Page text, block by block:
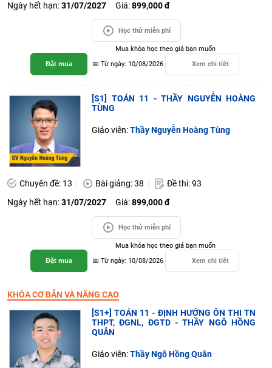
Ngày hết hạn:31/07/2027 Giá:899,000 đ
Học thử miễn phí
Đặt mua
Mua khóa học theo giá bạn muốn
📅 Từ ngày: 10/08/2026
Xem chi tiết
[S1] TOÁN 11 - THẦY NGUYỄN HOÀNG
TÙNG
Giáo viên:Thầy Nguyễn Hoàng Tùng
Chuyên đề: 13 Bài giảng: 38
Đề thi: 93
Ngày hết hạn:31/07/2027 Giá:899,000 đ
Học thử miễn phí
Đặt mua
Mua khóa học theo giá bạn muốn
📅 Từ ngày: 10/08/2026
Xem chi tiết
KHÓA CƠ BẢN VÀ NÂNG CAO
[S1+] TOÁN 11 - ĐỊNH HƯỚNG ÔN THI TN
THPT, ĐGNL, ĐGTD - THẦY NGÔ HỒNG
QUÂN
Giáo viên:Thầy Ngô Hồng Quân